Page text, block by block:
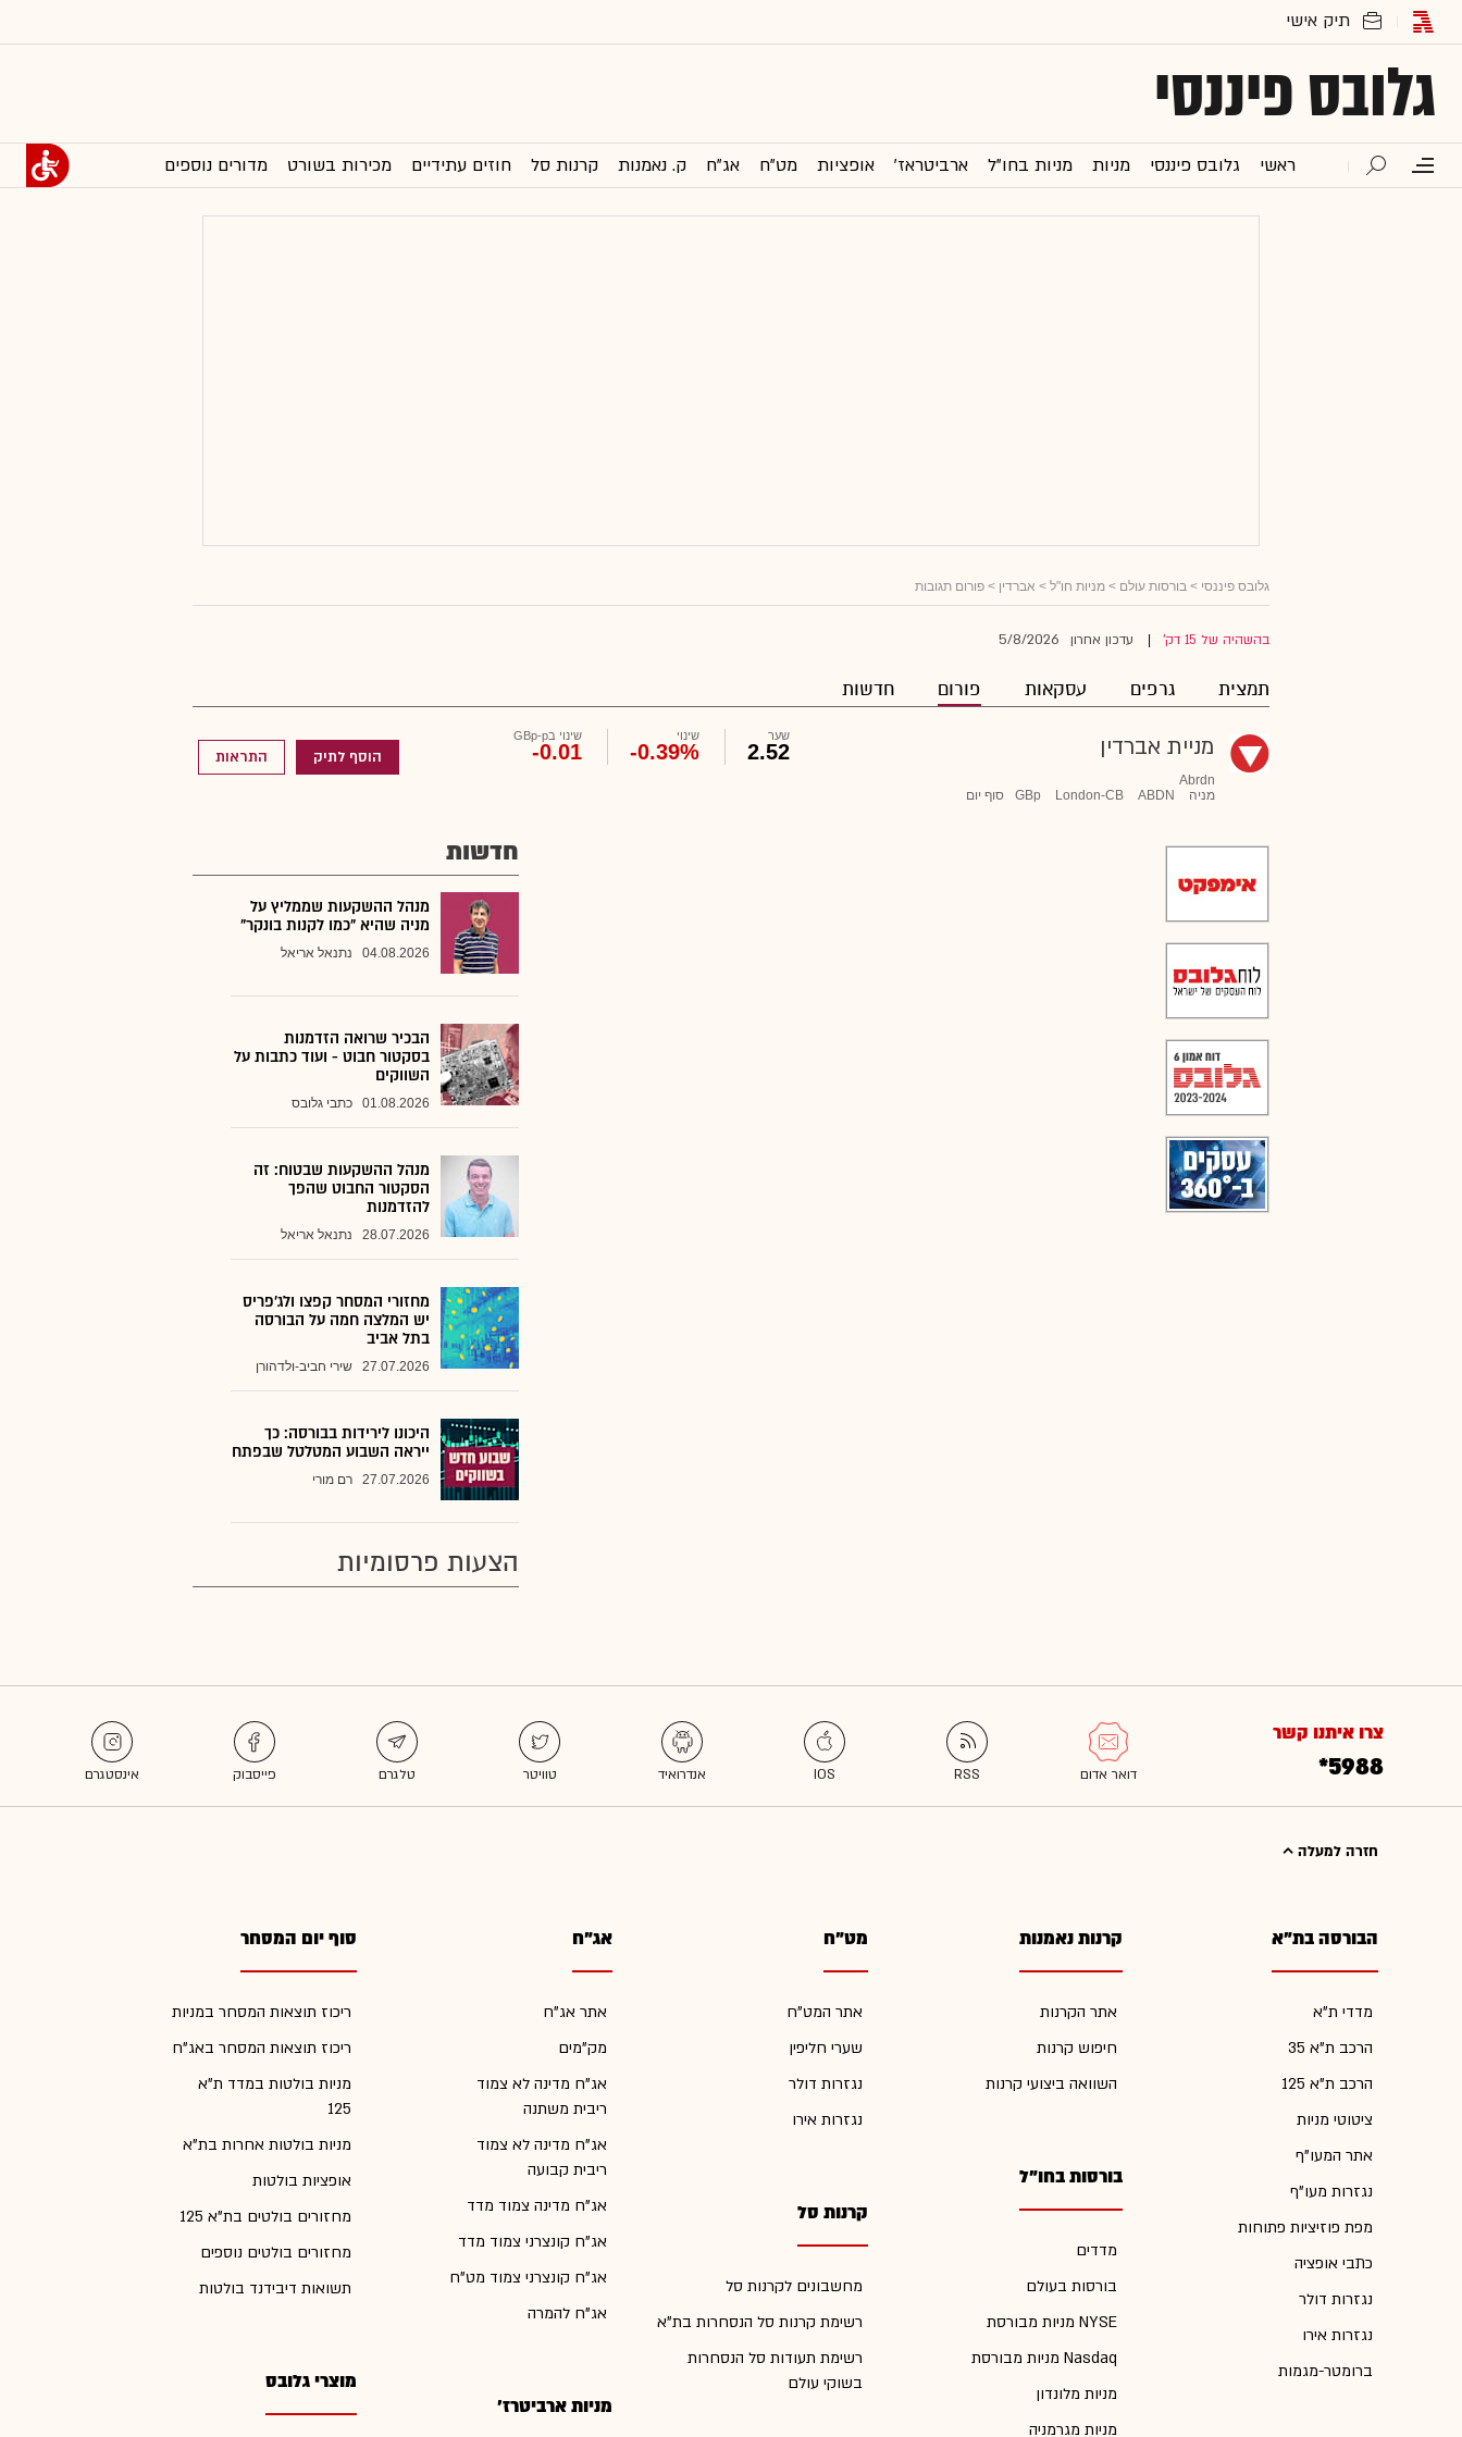
גלובס פיננסי
ראשי גלובס פיננסי מניות מניות בחו"ל ארביטראז' אופציות מט"ח אג"ח ק. נאמנות קרנות סל חוזים עתידיים מכירות בשורט מדורים נוספים
גלובס פיננסי > בורסות עולם > מניות חו"ל > אברדין > פורום תגובות
בהשהיה של 15 דק' עדכון אחרון 5/8/2026
תמצית גרפים עסקאות פורום חדשות
מניית אברדין
Abrdn
מניה
ABDN
London-CB
GBp סוף יום
שער
2.52
שינוי
-0.39%
שינוי בGBp-p
-0.01 הוסף לתיק התראות
חדשות
מנהל ההשקעות שממליץ על
מניה שהיא "כמו לקנות בונקר"
04.08.2026 נתנאל אריאל
הבכיר שרואה הזדמנות
בסקטור חבוט - ועוד כתבות על
השווקים
01.08.2026 כתבי גלובס
מנהל ההשקעות שבטוח: זה
הסקטור החבוט שהפך
להזדמנות
28.07.2026 נתנאל אריאל
מחזורי המסחר קפצו ולג'פריס
יש המלצה חמה על הבורסה
בתל אביב
27.07.2026 שירי חביב-ולדהורן
היכונו לירידות בבורסה: כך
ייראה השבוע המטלטל שבפתח
27.07.2026 רם מורי
הצעות פרסומיות
צרו איתנו קשר
*5988
חזרה למעלה
הבורסה בת"א
מדדי ת"א
הרכב ת"א 35
הרכב ת"א 125
ציטוטי מניות
אתר המעו"ף
נגזרות מעו"ף
מפת פוזיציות פתוחות
כתבי אופציה
נגזרות דולר
נגזרות אירו
ברומטר-מגמות
קרנות נאמנות
אתר הקרנות
חיפוש קרנות
השוואה ביצועי קרנות
בורסות בחו"ל
מדדים
בורסות בעולם
מניות מבורסת NYSE
מניות מבורסת Nasdaq
מניות מלונדון
מניות מגרמניה
מט"ח
אתר המט"ח
שערי חליפין
נגזרות דולר
נגזרות אירו
קרנות סל
מחשבונים לקרנות סל
רשימת קרנות סל הנסחרות בת"א
רשימת תעודות סל הנסחרות
בשוקי עולם
אג"ח
אתר אג"ח
מק"מים
אג"ח מדינה לא צמוד
ריבית משתנה
אג"ח מדינה לא צמוד
ריבית קבועה
אג"ח מדינה צמוד מדד
אג"ח קונצרני צמוד מדד
אג"ח קונצרני צמוד מט"ח
אג"ח להמרה
מניות ארביטרז'
סוף יום המסחר
ריכוז תוצאות המסחר במניות
ריכוז תוצאות המסחר באג"ח
מניות בולטות במדד ת"א
125
מניות בולטות אחרות בת"א
אופציות בולטות
מחזורים בולטים בת"א 125
מחזורים בולטים נוספים
תשואות דיבידנד בולטות
מוצרי גלובס